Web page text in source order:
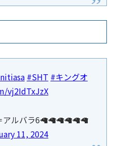
#SHT #キングオ
vj2IdTxJzX
ルバラ6🦙🦙🦙🦙🦙🦙
11, 2024